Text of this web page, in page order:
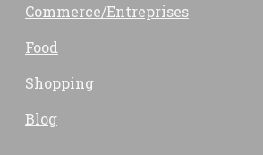
Commerce/Entreprises
Food
Shopping
Blog